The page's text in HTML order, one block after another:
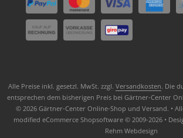
Alle Preise inkl. gesetzl. MwSt. zzgl. Versandkosten. Die
entsprechen dem bisherigen Preis bei Gärtner-Center
© 2026 Gärtner-Center Online-Shop und Versand. •
modified eCommerce Shopsoftware © 2009-2026 •
Rehm Webdesign